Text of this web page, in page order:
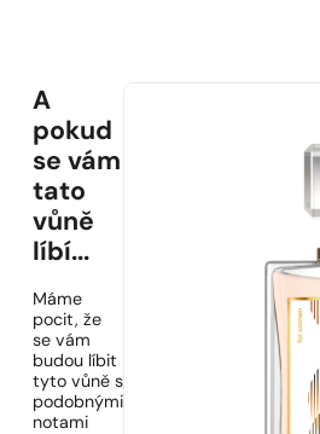
A
pokud
se vám
tato
vůně
líbí...
Máme
pocit, že
se vám
budou líbit
tyto vůně s
podobnými
notami